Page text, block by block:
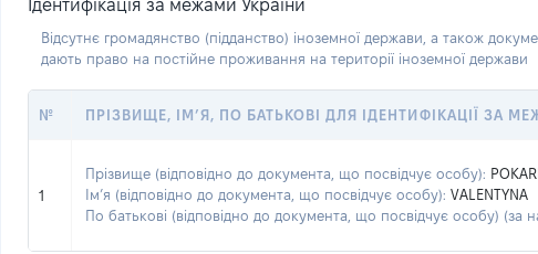
Ідентифікація за межами України
Відсутнє громадянство (підданство) іноземної держави, а також
дають право на постійне проживання на території іноземної держави
№ ПРІЗВИЩЕ, ІМ’Я, ПО БАТЬКОВІ ДЛЯ ІДЕНТИФІКАЦІЇ ЗА
1
Прізвище (відповідно до документа, що посвідчує особу):
Ім’я (відповідно до документа, що посвідчує особу): VALENTYNA
По батькові (відповідно до документа, що посвідчує особу) (за